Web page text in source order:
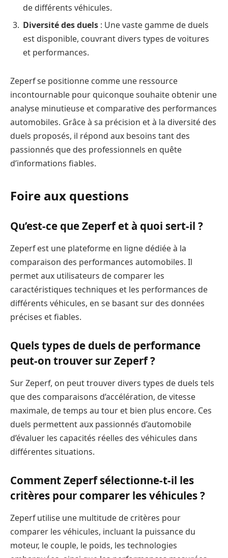
de différents véhicules.
Diversité des duels : Une vaste gamme de duels
est disponible, couvrant divers types de voitures
et performances.
Zeperf se positionne comme une ressource
incontournable pour quiconque souhaite obtenir une
analyse minutieuse et comparative des performances
automobiles. Grâce à sa précision et à la diversité des
duels proposés, il répond aux besoins tant des
passionnés que des professionnels en quête
d’informations fiables.
Foire aux questions
Qu’est-ce que Zeperf et à quoi sert-il ?
Zeperf est une plateforme en ligne dédiée à la
comparaison des performances automobiles. Il
permet aux utilisateurs de comparer les
caractéristiques techniques et les performances de
différents véhicules, en se basant sur des données
précises et fiables.
Quels types de duels de performance
peut-on trouver sur Zeperf ?
Sur Zeperf, on peut trouver divers types de duels tels
que des comparaisons d’accélération, de vitesse
maximale, de temps au tour et bien plus encore. Ces
duels permettent aux passionnés d’automobile
d’évaluer les capacités réelles des véhicules dans
différentes situations.
Comment Zeperf sélectionne-t-il les
critères pour comparer les véhicules ?
Zeperf utilise une multitude de critères pour
comparer les véhicules, incluant la puissance du
moteur, le couple, le poids, les technologies